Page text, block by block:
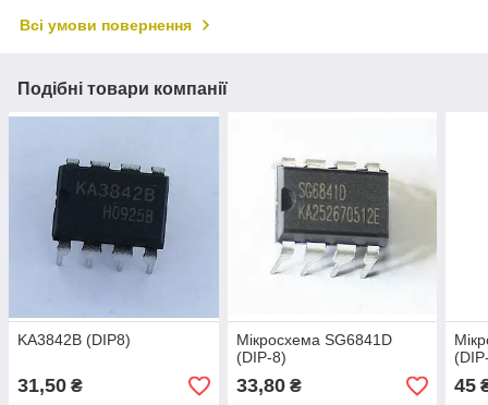
Всі умови повернення
Подібні товари компанії
KA3842B (DIP8)
31,50 ₴
Мікросхема SG6841D
(DIP-8)
33,80₴ 45